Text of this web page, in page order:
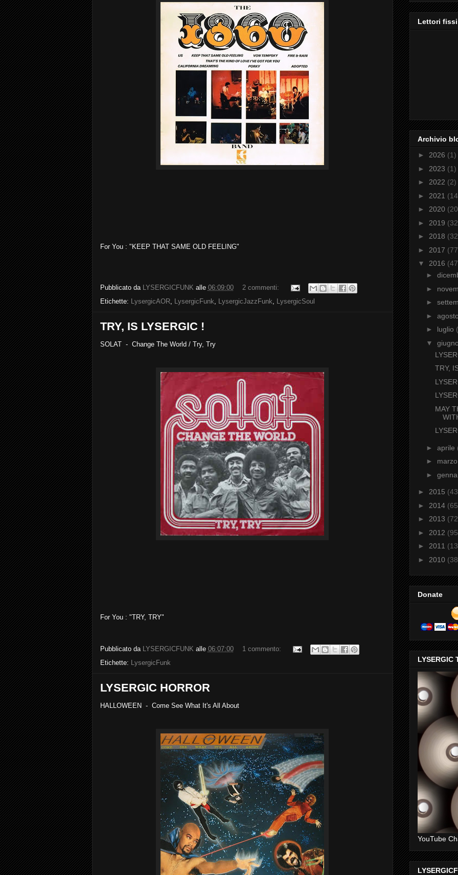
For You : "KEEP THAT SAME OLD FEELING"
Pubblicato da LYSERGICFUNK alle 06:09:00
2 commenti:
Etichette: LysergicAOR, LysergicFunk, LysergicJazzFunk, LysergicSoul
TRY, IS LYSERGIC !
SOLAT - Change The World / Try, Try
For You : "TRY, TRY"
Pubblicato da LYSERGICFUNK alle 06:07:00
1 commento:
Etichette: LysergicFunk
LYSERGIC HORROR
HALLOWEEN - Come See What It's All About
Lettori fissi
Archivio
► 2026 (1)
► 2023 (1)
► 2022 (2)
► 2021
► 2020
► 2019
► 2018
► 2017
▼ 2016
►
►
►
►
► luglio
▼
TRY,
MAY
►aprile
►
►
► 2015
► 2014
► 2013
► 2012
► 2011
► 2010
Donate
LYSERGIC
YouTube